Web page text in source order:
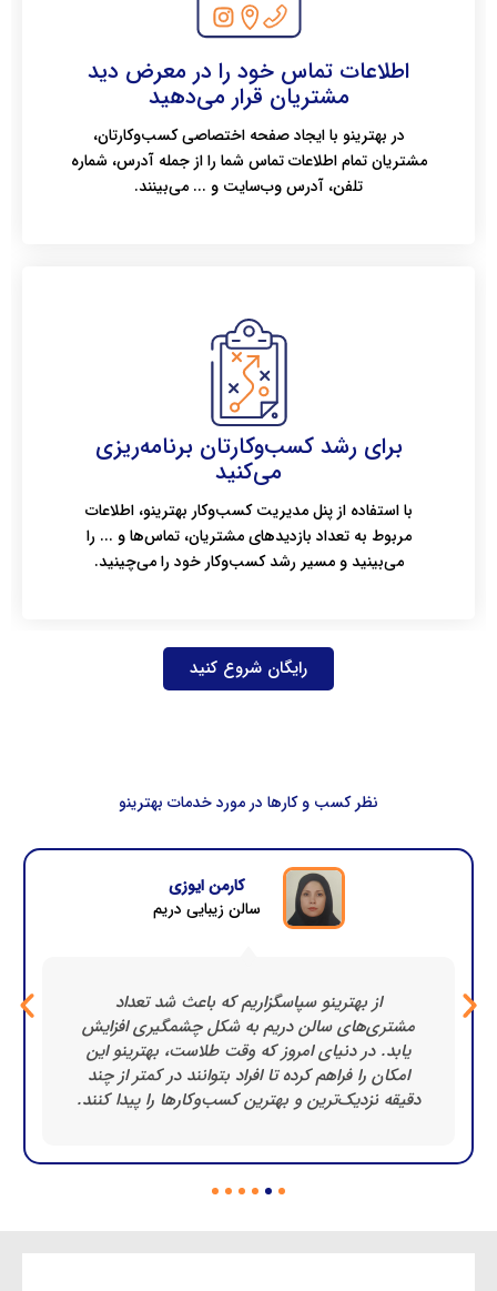
اطلاعات تماس خود را در معرض دید
مشتریان قرار می‌دهید
در بهترینو با ایجاد صفحه اختصاصی کسب‌وکارتان،
مشتریان تمام اطلاعات تماس شما را از جمله آدرس، شماره
تلفن، آدرس وب‌سایت و ... می‌بینند.
برای رشد کسب‌وکارتان برنامه‌ریزی
می‌کنید
با استفاده از پنل مدیریت کسب‌وکار بهترینو، اطلاعات
مربوط به تعداد بازدیدهای مشتریان، تماس‌ها و ... را
می‌بینید و مسیر رشد کسب‌وکار خود را می‌چینید.
رایگان شروع کنید
نظر کسب و کارها در مورد خدمات بهترینو​
از بهترینو سپاسگزاریم که باعث شد تعداد
مشتری‌های سالن دریم به شکل چشمگیری افزایش
یابد. در دنیای امروز که وقت طلاست، بهترینو این
امکان را فراهم کرده تا افراد بتوانند در کمتر از چند
دقیقه نزدیک‌ترین و بهترین کسب‌وکارها را پیدا کنند.
کارمن ایوزی
سالن زیبایی دریم